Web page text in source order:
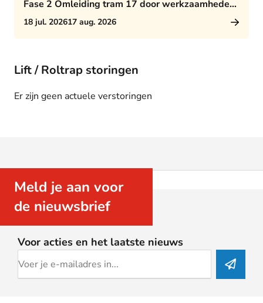
Fase 2 Omleiding tram 17 door werkzaamheden
Rijswijkseplein
18 jul. 202617 aug. 2026
Lift / Roltrap storingen
Er zijn geen actuele verstoringen
Meld je aan voor
de nieuwsbrief
Voor acties en het laatste nieuws